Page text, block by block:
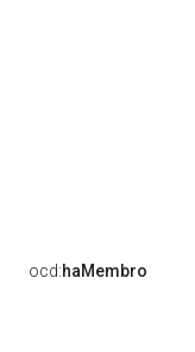
ocd:haMembro